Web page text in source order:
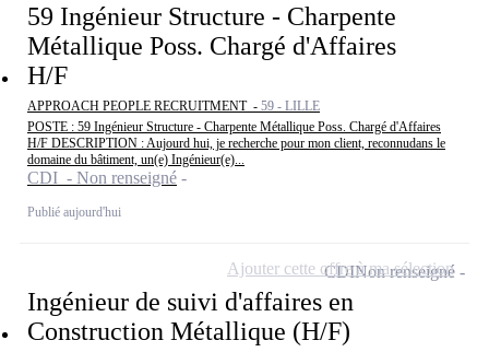
59 Ingénieur Structure - Charpente
Métallique Poss. Chargé d'Affaires
H/F
APPROACH PEOPLE RECRUITMENT - 59 - LILLE
POSTE : 59 Ingénieur Structure - Charpente Métallique Poss. Chargé d'Affaires
H/F DESCRIPTION : Aujourd hui, je recherche pour mon client, reconnudans le
domaine du bâtiment, un(e) Ingénieur(e)...
CDI - Non renseigné
Publié aujourd'hui
Ingénieur de suivi d'affaires en
Construction Métallique (H/F)
CDINon renseigné
Ajouter cette offre à ma sélection